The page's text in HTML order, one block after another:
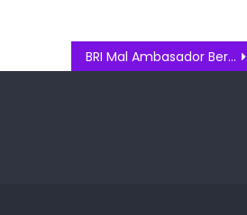
BRI Mal Ambasador Berikan Pendampingan Kepada Nasabah yang Sedang Sakit Agar Proses Transaksi Berjalan dengan Mudah